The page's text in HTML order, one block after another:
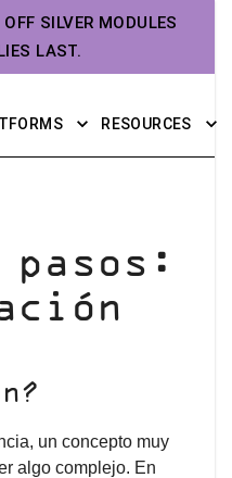
SILVER MODULES
LAST.
RESOURCES
pasos:
un concepto muy
algo complejo. En